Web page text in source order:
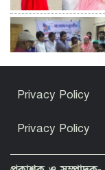
Privacy Policy
Privacy Policy